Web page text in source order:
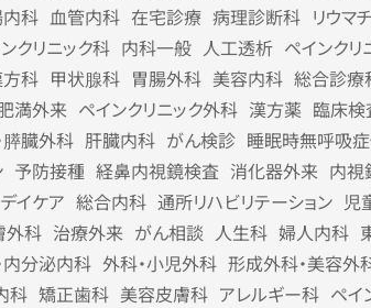
科 血管内科 在宅診療 病理診断科 リウマ
クリニック科 内科一般 人工透析 ペインクリ
科 甲状腺科 胃腸外科 美容内科 総合診療
満外来 ペインクリニック外科 漢方薬 臨床検
膵臓外科 肝臓内科 がん検診 睡眠時無呼吸
予防接種 経鼻内視鏡検査 消化器外来 内視
デイケア 総合内科 通所リハビリテーション 児
外科 治療外来 がん相談 人生科 婦人内科
内分泌内科 外科・小児外科 形成外科・美容外
科 矯正歯科 美容皮膚科 アレルギー科 ペイ